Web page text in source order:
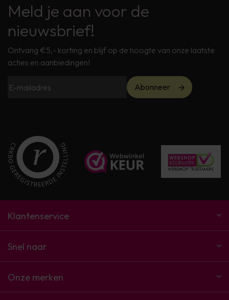
Meld je aan voor de
nieuwsbrief!
Ontvang €5,- korting en blijf op de hoogte van onze laatste
acties en aanbiedingen!
Abonneer
Klantenservice
Snel naar
Onze merken